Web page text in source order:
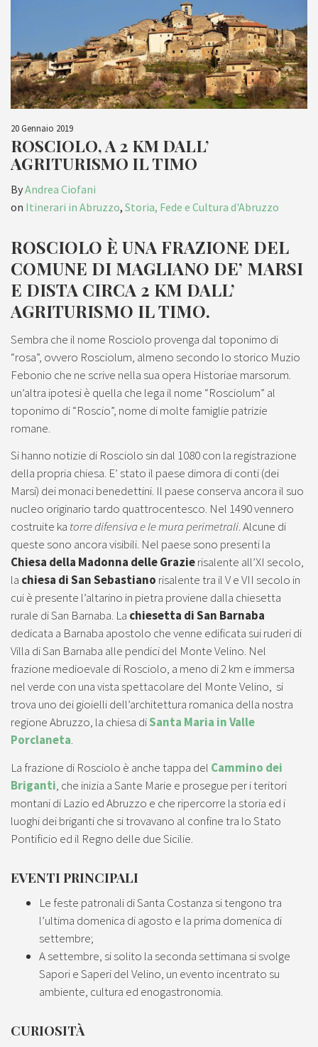
20 Gennaio 2019
ROSCIOLO, A 2 KM DALL’
AGRITURISMO IL TIMO
ByAndrea Ciofani
on Itinerari in Abruzzo, Storia, Fede e Cultura d'Abruzzo
ROSCIOLO È UNA FRAZIONE DEL
COMUNE DI MAGLIANO DE’ MARSI
E DISTA CIRCA 2 KM DALL’
AGRITURISMO IL TIMO.
Sembra che il nome Rosciolo provenga dal toponimo di
“rosa”, ovvero Rosciolum, almeno secondo lo storico Muzio
Febonio che ne scrive nella sua opera Historiae marsorum.
un’altra ipotesi è quella che lega il nome “Rosciolum” al
toponimo di “Roscio”, nome di molte famiglie patrizie
romane.
Si hanno notizie di Rosciolo sin dal 1080 con la registrazione
della propria chiesa. E’ stato il paese dimora di conti (dei
Marsi) dei monaci benedettini. Il paese conserva ancora il suo
nucleo originario tardo quattrocentesco. Nel 1490 vennero
costruite ka torre difensiva e le mura perimetrali. Alcune di
queste sono ancora visibili. Nel paese sono presenti la
Chiesa della Madonna delle Grazierisalente all’XI secolo,
la chiesa di San Sebastiano risalente tra il V e VII secolo in
cui è presente l’altarino in pietra proviene dalla chiesetta
rurale di San Barnaba. La chiesetta di San Barnaba
dedicata a Barnaba apostolo che venne edificata sui ruderi di
Villa di San Barnaba alle pendici del Monte Velino. Nel
frazione medioevale di Rosciolo, a meno di 2 km e immersa
nel verde con una vista spettacolare del Monte Velino, si
trova uno dei gioielli dell’architettura romanica della nostra
regione Abruzzo, la chiesa diSanta Maria in Valle
Porclaneta.
La frazione di Rosciolo è anche tappa del Cammino dei
Briganti, che inizia a Sante Marie e prosegue per i teritori
montani di Lazio ed Abruzzo e che ripercorre la storia ed i
luoghi dei briganti che si trovavano al confine tra lo Stato
Pontificio ed il Regno delle due Sicilie.
EVENTI PRINCIPALI
Le feste patronali di Santa Costanza si tengono tra
l’ultima domenica di agosto e la prima domenica di
settembre;
A settembre, si solito la seconda settimana si svolge
Sapori e Saperi del Velino, un evento incentrato su
ambiente, cultura ed enogastronomia.
CURIOSITÀ